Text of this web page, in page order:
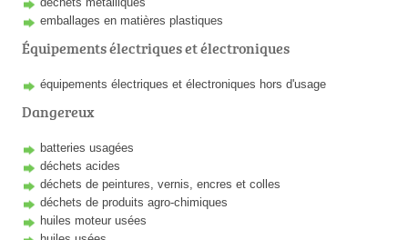
emballages en matières plastiques
Équipements électriques et électroniques
équipements électriques et électroniques hors d'usage
Dangereux
batteries usagées
déchets acides
déchets de peintures, vernis, encres et colles
déchets de produits agro-chimiques
huiles moteur usées